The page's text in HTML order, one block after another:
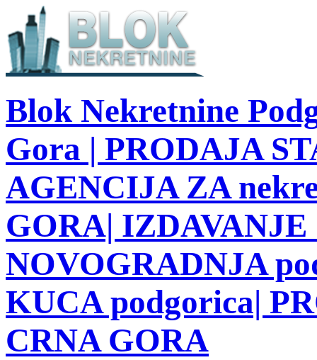
Blok Nekretnine
Gora | PRODAJA
AGENCIJA ZA
GORA| IZDAVANJE
NOVOGRADNJA
KUCA podgorica|
CRNA GORA